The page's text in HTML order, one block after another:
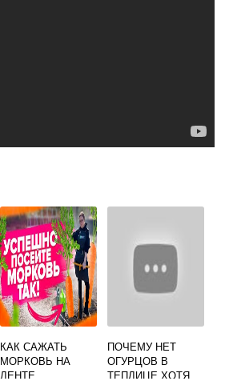
КАК САЖАТЬ
МОРКОВЬ НА
ЛЕНТЕ
ПОЧЕМУ НЕТ
ОГУРЦОВ В
ТЕПЛИЦЕ ХОТЯ